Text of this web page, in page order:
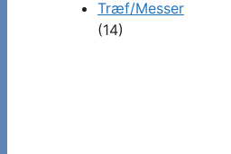
Træf/Messer
(14)